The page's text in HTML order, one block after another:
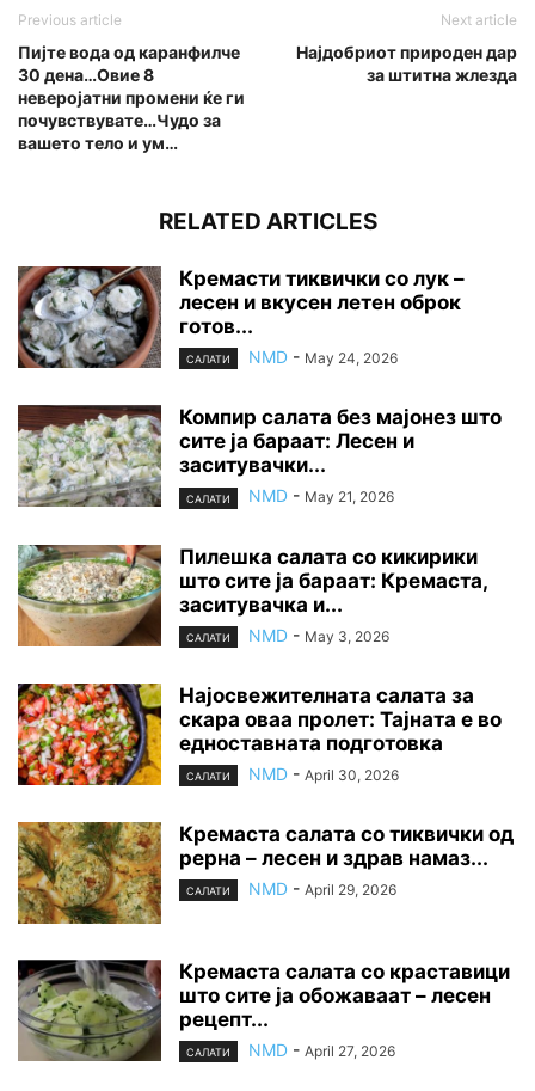
Previous article
Пијте вода од каранфилче
30 дена…Овие 8
неверојатни промени ќе ги
почувствувате…Чудо за
вашето тело и ум…
Next article
Најдобриот природен дар
за штитна жлезда
RELATED ARTICLES
Кремасти тиквички со лук –
лесен и вкусен летен оброк
готов...
САЛАТИ NMD - May 24, 2026
Компир салата без мајонез што
сите ја бараат: Лесен и
заситувачки...
САЛАТИ NMD - May 21, 2026
Пилешка салата со кикирики
што сите ја бараат: Кремаста,
заситувачка и...
САЛАТИ NMD - May 3, 2026
Најосвежителната салата за
скара оваа пролет: Тајната е во
едноставната подготовка
САЛАТИ NMD - April 30, 2026
Кремаста салата со тиквички од
рерна – лесен и здрав намаз...
САЛАТИ NMD - April 29, 2026
Кремаста салата со краставици
што сите ја обожаваат – лесен
рецепт...
САЛАТИ NMD - April 27, 2026